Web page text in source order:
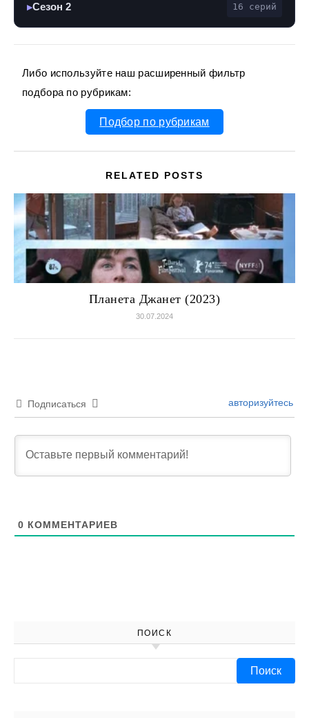
▶Сезон 2 16 серий
Либо используйте наш расширенный фильтр
подбора по рубрикам:
Подбор по рубрикам
RELATED POSTS
Планета Джанет (2023)
30.07.2024
Подписаться авторизуйтесь
0 КОММЕНТАРИЕВ
ПОИСК